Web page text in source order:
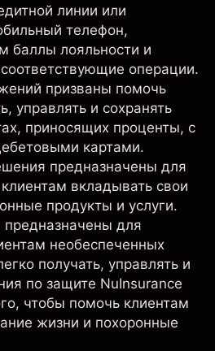
линии или
телефон,
баллы лояльности и
операции.
призваны помочь
управлять и сохранять
приносящих проценты, с
картами.
предназначены для
вкладывать свои
продукты и услуги.
для
необеспеченных
получать, управлять и
по защите NuInsurance
чтобы помочь клиентам
жизни и похоронные